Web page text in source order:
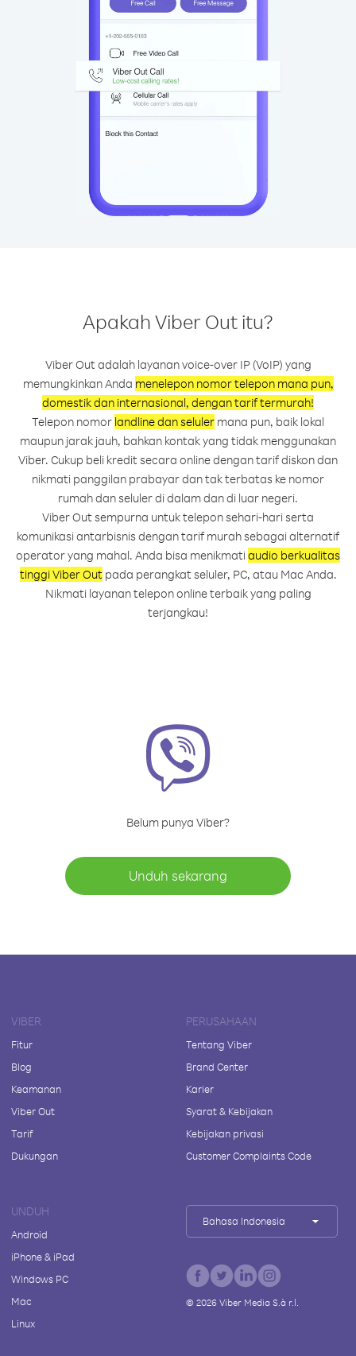
Apakah Viber Out itu?
Viber Out adalah layanan voice-over IP (VoIP) yang
memungkinkan Anda menelepon nomor telepon mana pun,
domestik dan internasional, dengan tarif termurah!
Telepon nomor landline dan seluler mana pun, baik lokal
maupun jarak jauh, bahkan kontak yang tidak menggunakan
Viber. Cukup beli kredit secara online dengan tarif diskon dan
nikmati panggilan prabayar dan tak terbatas ke nomor
rumah dan seluler di dalam dan di luar negeri.
Viber Out sempurna untuk telepon sehari-hari serta
komunikasi antarbisnis dengan tarif murah sebagai alternatif
operator yang mahal. Anda bisa menikmatiaudio berkualitas
tinggi Viber Outpada perangkat seluler, PC, atau Mac Anda.
Nikmati layanan telepon online terbaik yang paling
terjangkau!
Belum punya Viber?
Unduh sekarang
VIBER
Fitur
Blog
Keamanan
Viber Out
Tarif
Dukungan
PERUSAHAAN
Tentang Viber
Brand Center
Karier
Syarat & Kebijakan
Kebijakan privasi
Customer Complaints Code
UNDUH
Android
iPhone & iPad
Windows PC
Mac
Linux
Bahasa Indonesia
© 2026Viber Media S.à r.l.